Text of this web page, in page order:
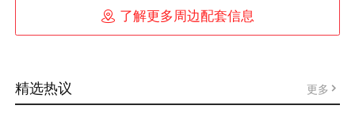
 了解更多周边配套信息
精选热议 更多